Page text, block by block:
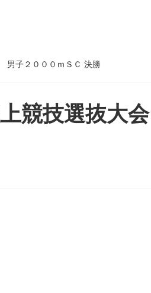
子２０００ｍＳＣ 決勝
競技選抜大